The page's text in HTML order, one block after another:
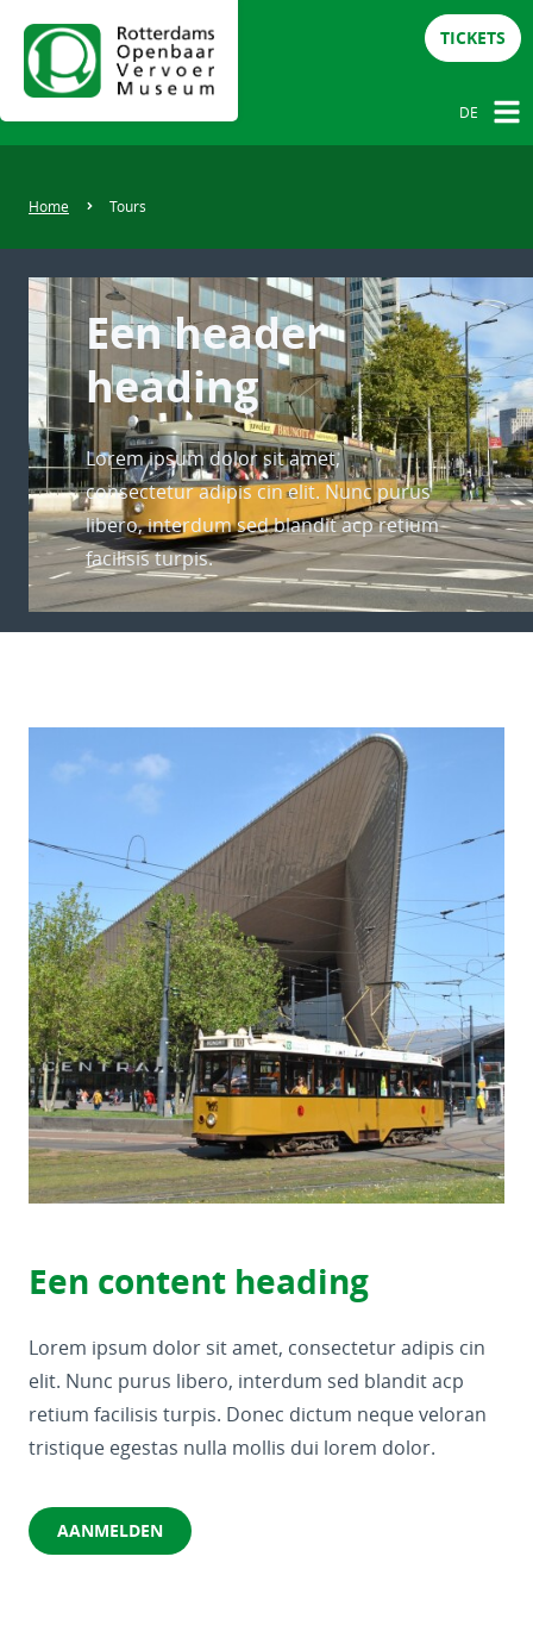
TICKETS
DE
Home Tours
Een header
heading
Lorem ipsum dolor sit amet,
consectetur adipis cin elit. Nunc purus
libero, interdum sed blandit acp retium
facilisis turpis.
Een content heading
Lorem ipsum dolor sit amet, consectetur adipis cin
elit. Nunc purus libero, interdum sed blandit acp
retium facilisis turpis. Donec dictum neque veloran
tristique egestas nulla mollis dui lorem dolor.
AANMELDEN